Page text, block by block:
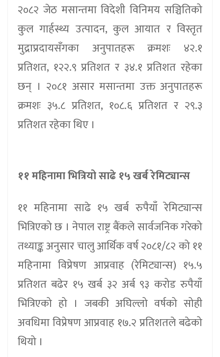
२०८२ जेठ मसान्तमा विदेशी विनिमय सञ्चितिको
कुल गार्हस्थ्य उत्पादन, कुल आयात र विस्तृत
मुद्राप्रदायसँगका अनुपातहरू क्रमशः ४२.१
प्रतिशत, १२२.९ प्रतिशत र ३४.१ प्रतिशत रहेका
छन् । २०८१ असार मसान्तमा उक्त अनुपातहरू
क्रमशः ३५.८ प्रतिशत, १०८.६ प्रतिशत र २९.३
प्रतिशत रहेका थिए ।
११ महिनामा भित्रियो साढे १५ खर्ब रेमिट्यान्स
११ महिनामा साढे १५ खर्ब रुपैयाँ रेमिट्यान्स
भित्रिएको छ । नेपाल राष्ट्र बैंकले सार्वजनिक गरेको
तथ्याङ्क अनुसार चालु आर्थिक वर्ष २०८१/८२ को ११
महिनामा विप्रेषण आप्रवाह (रेमिट्यान्स) १५.५
प्रतिशत बढेर १५ खर्ब ३२ अर्ब ९३ करोड रुपैयाँ
भित्रिएको हो । जबकी अघिल्लो वर्षको सोही
अवधिमा विप्रेषण आप्रवाह १७.२ प्रतिशतले बढेको
थियो ।